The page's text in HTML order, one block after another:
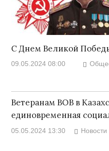
С Днем Великой
09.05.2024 08:00
Ветеранам ВОВ в
единовременная
05.05.2024 13:30 Новости